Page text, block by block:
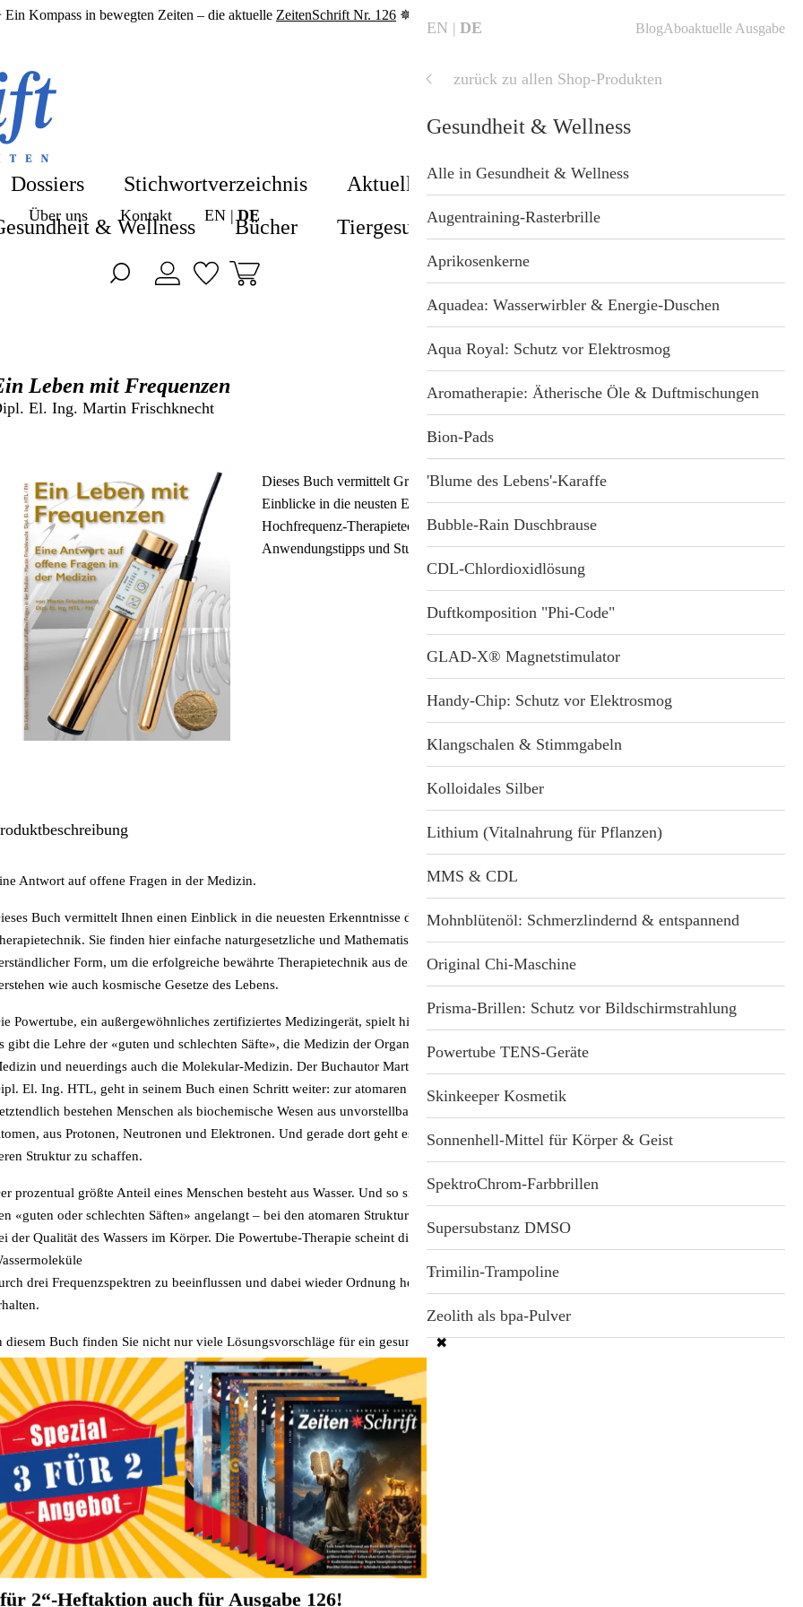
Kompass in bewegten Zeiten – die aktuelle ZeitenSchrift Nr. 126 ✵
Über uns Kontakt EN DE
Dossiers Stichwortverzeichnis Aktuell
Shop
& Wellness Bücher Tiergesundheit Geschenkideen
Blog
Ausgabe
Leben mit Frequenzen
El. Ing. Martin Frischknecht
Dieses Buch vermittelt Grundlagenwissen und
Einblicke in die neusten Erkenntnisse der
Hochfrequenz-Therapietechnik – inklusive
Anwendungstipps und Studien.
30,00 €
inkl. 0 % USt.
zzgl.Versandkosten
Produkt-Nr.:B-3658
Lieferstatus: sofort lieferbar
auf die Merkliste
WhatsApp
Facebook
Twitter E-Mail
Antwort auf offene Fragen in der Medizin.
Buch vermittelt Ihnen einen Einblick in die neuesten Erkenntnisse der Hochfrequenz-
Sie finden hier einfache naturgesetzliche und Mathematische Grundlagen in
Form, um die erfolgreiche bewährte Therapietechnik aus der Schweiz zu
wie auch kosmische Gesetze des Lebens.
Powertube, ein außergewöhnliches zertifiziertes Medizingerät, spielt hier eine zentrale Rolle.
gibt die Lehre der «guten und schlechten Säfte», die Medizin der Organe, die Zellular-
und neuerdings auch die Molekular-Medizin. Der Buchautor Martin Frischknecht, ein
El. Ing. HTL, geht in seinem Buch einen Schritt weiter: zur atomaren Medizin.
bestehen Menschen als biochemische Wesen aus unvorstellbaren Mengen an
aus Protonen, Neutronen und Elektronen. Und gerade dort geht es darum, Ordnung in
Struktur zu schaffen.
prozentual größte Anteil eines Menschen besteht aus Wasser. Und so sind wir wieder bei
«guten oder schlechten Säften» angelangt – bei den atomaren Strukturen und letztendlich
der Qualität des Wassers im Körper. Die Powertube-Therapie scheint die Strukturen der
drei Frequenzspektren zu beeinflussen und dabei wieder Ordnung herzustellen und zu
diesem Buch finden Sie nicht nur viele Lösungsvorschläge für ein gesundes, angstfreies und
Leben. Es vermittelt auch Grundlagenwissen und Einblicke in die neusten Erkenntnisse
Hochfrequenz-Therapietechnik – inklusive Anwendungstipps und Studien.
Informationen zur Frequenz-Therapie finden Sie in folgenden zwei Artikeln:
Power QuickZap: Der Strahl, der den Körper "entstaubt"
Power QuickZap-Geräte: Entgiftend und verjüngend
Details
✖
2“-Heftaktion auch für Ausgabe 126!
EN DE BlogAboaktuelle Ausgabe
zurück zu allen Shop-Produkten
ZeitenSchrift Startseite
Stichwortverzeichnis
Aktuell
Abonnement
Alle Produkte
Hefte & Abos
Nahrungsergänzung
Gesundheit & Wellness
Immunsystemstärkung
St. Helia-Produkte
Gesundheit & Wellness
Alle in Gesundheit & Wellness
Augentraining-Rasterbrille
Aprikosenkerne
Aquadea: Wasserwirbler & Energie-Duschen
Aqua Royal: Schutz vor Elektrosmog
Aromatherapie: Ätherische Öle & Duftmischungen
Bion-Pads
'Blume des Lebens'-Karaffe
Bubble-Rain Duschbrause
CDL-Chlordioxidlösung
Duftkomposition "Phi-Code"
GLAD-X® Magnetstimulator
Handy-Chip: Schutz vor Elektrosmog
Klangschalen & Stimmgabeln
Kolloidales Silber
Lithium (Vitalnahrung für Pflanzen)
MMS & CDL
Mohnblütenöl: Schmerzlindernd & entspannend
Original Chi-Maschine
Prisma-Brillen: Schutz vor Bildschirmstrahlung
Powertube TENS-Geräte
Skinkeeper Kosmetik
Sonnenhell-Mittel für Körper & Geist
SpektroChrom-Farbbrillen
Supersubstanz DMSO
Trimilin-Trampoline
Zeolith als bpa-Pulver